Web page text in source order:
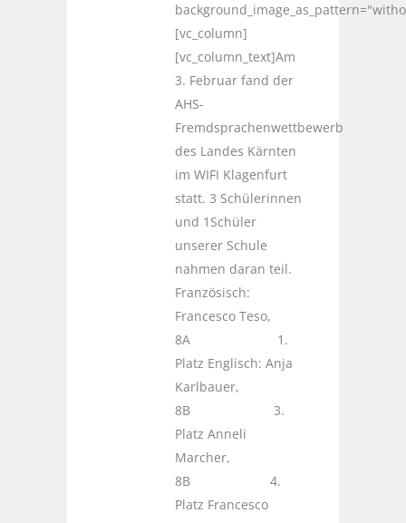
[vc_column]
[vc_column_text]Am
3. Februar fand der
AHS-
Fremdsprachenwettbewerb
des Landes Kärnten
im WIFI Klagenfurt
statt. 3 Schülerinnen
und 1Schüler
unserer Schule
nahmen daran teil.
Französisch:
Francesco Teso,
8A 1.
Platz Englisch: Anja
Karlbauer,
8B 3.
Platz Anneli
Marcher,
8B 4.
Platz Francesco